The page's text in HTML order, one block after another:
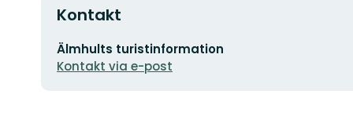
Kontakt
E-
postadress
Älmhults turistinformation
Kontakt via e-post